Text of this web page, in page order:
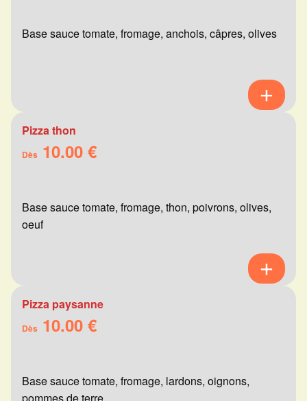
Base sauce tomate, fromage, anchois, câpres, olives
Pizza thon
Dès 10.00 €
Base sauce tomate, fromage, thon, poivrons, olives,
oeuf
Pizza paysanne
Dès 10.00 €
Base sauce tomate, fromage, lardons, oignons,